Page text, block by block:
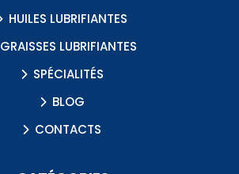
HUILES LUBRIFIANTES
GRAISSES LUBRIFIANTES
SPÉCIALITÉS
BLOG
CONTACTS